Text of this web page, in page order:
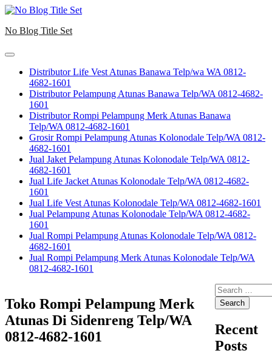
Skip
content
No Blog Title Set
Distributor Life Vest Atunas Banawa Telp/wa WA 0812-
4682-1601
Distributor Pelampung Atunas Banawa Telp/WA 0812-4682-
1601
Distributor Rompi Pelampung Merk Atunas Banawa
Telp/WA 0812-4682-1601
Grosir Rompi Pelampung Atunas Kolonodale Telp/WA 0812-
4682-1601
Jual Jaket Pelampung Atunas Kolonodale Telp/WA 0812-
4682-1601
Jual Life Jacket Atunas Kolonodale Telp/WA 0812-4682-
1601
Jual Life Vest Atunas Kolonodale Telp/WA 0812-4682-1601
Jual Pelampung Atunas Kolonodale Telp/WA 0812-4682-
1601
Jual Rompi Pelampung Atunas Kolonodale Telp/WA 0812-
4682-1601
Jual Rompi Pelampung Merk Atunas Kolonodale Telp/WA
0812-4682-1601
Toko Rompi Pelampung Merk
Atunas Di Sidenreng Telp/WA
0812-4682-1601
Search
for:
Recent
Posts